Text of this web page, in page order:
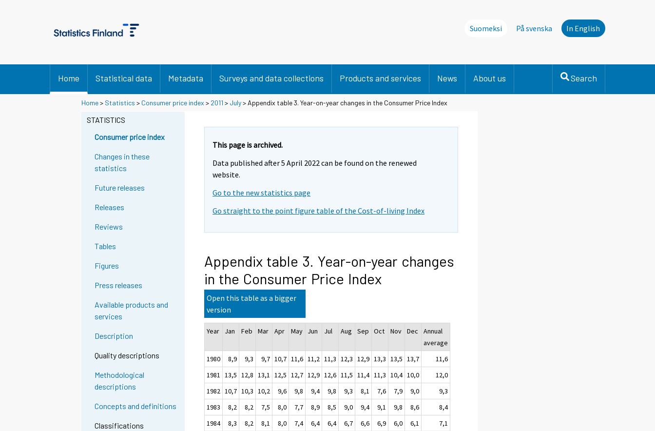
Suomeksi På svenska In English
Home Statistical data Metadata Surveys and data collections Products and services News About us Search
Home> Statistics > Consumer price index > 2011 > July> Appendix table 3. Year-on-year changes in the Consumer Price Index
STATISTICS
Consumer price index
Changes in these
statistics
Future releases
Releases
Reviews
Tables
Figures
Press releases
Available products and
services
Description
Quality descriptions
Methodological
descriptions
Concepts and definitions
Classifications
This page is archived.
Data published after 5 April 2022 can be found on the renewed
website.
Go to the new statistics page
Go straight to the point figure table of the Cost-of-living Index
Appendix table 3. Year-on-year changes
in the Consumer Price Index
Open this table as a bigger
version
Year Jan Feb Mar Apr May Jun Jul Aug Sep Oct Nov Dec
Annual
average
1980
8,9 9,3 9,7 10,7 11,6 11,2 11,3 12,3 12,9 13,3 13,5 13,7
11,6
1981 13,5 12,8 13,1 12,5 12,7 12,9 12,6 11,5 11,4 11,3 10,4 10,0
12,0
1982 10,7 10,3 10,2 9,6 9,8 9,4 9,8 9,3 8,1 7,6 7,9 9,0
9,3
1983
8,2 8,2 7,5 8,0 7,7 8,9 8,5 9,0 9,4 9,1 9,8 8,6
8,4
1984
8,3 8,2 8,1 8,0 7,4 6,4 6,4 6,7 6,6 6,9 6,0 6,1
7,1